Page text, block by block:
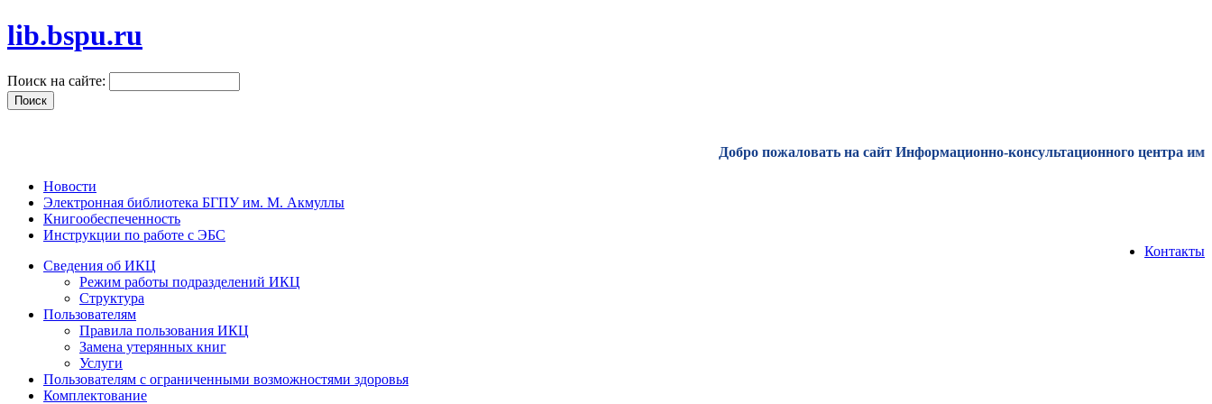
lib.bspu.ru
Поиск на сайте:
Добро пожаловать на сайт Информационно-консультационного центра им Р.
Новости
Электронная библиотека БГПУ им. М. Акмуллы
Книгообеспеченность
Инструкции по работе с ЭБС
Контакты
Сведения об ИКЦ
Режим работы подразделений ИКЦ
Структура
Пользователям
Правила пользования ИКЦ
Замена утерянных книг
Услуги
Пользователям с ограниченными возможностями здоровья
Комплектование